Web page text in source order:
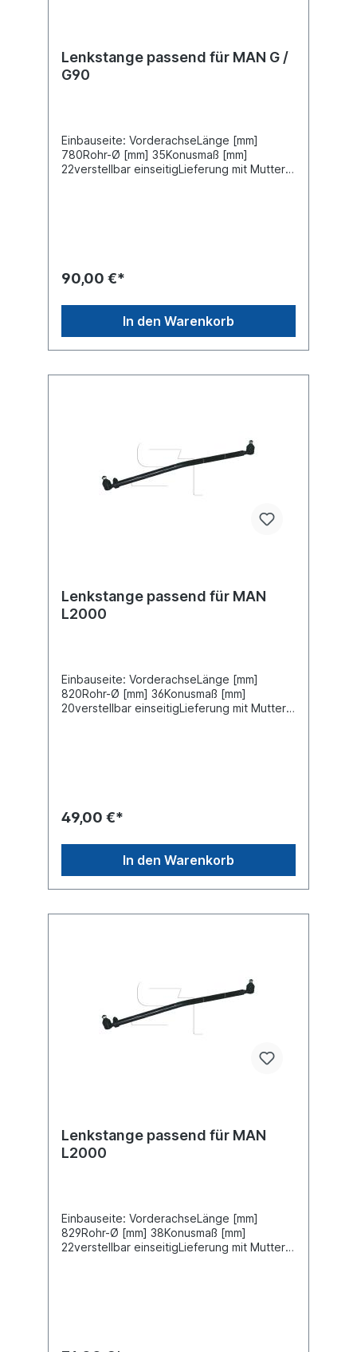
Lenkstange passend für MAN G /
G90
Einbauseite: VorderachseLänge [mm]
780Rohr-Ø [mm] 35Konusmaß [mm]
22verstellbar einseitigLieferung mit Muttern
90,00 €*
In den Warenkorb
Lenkstange passend für MAN
L2000
Einbauseite: VorderachseLänge [mm]
820Rohr-Ø [mm] 36Konusmaß [mm]
20verstellbar einseitigLieferung mit Muttern
49,00 €*
In den Warenkorb
Lenkstange passend für MAN
L2000
Einbauseite: VorderachseLänge [mm]
829Rohr-Ø [mm] 38Konusmaß [mm]
22verstellbar einseitigLieferung mit Muttern